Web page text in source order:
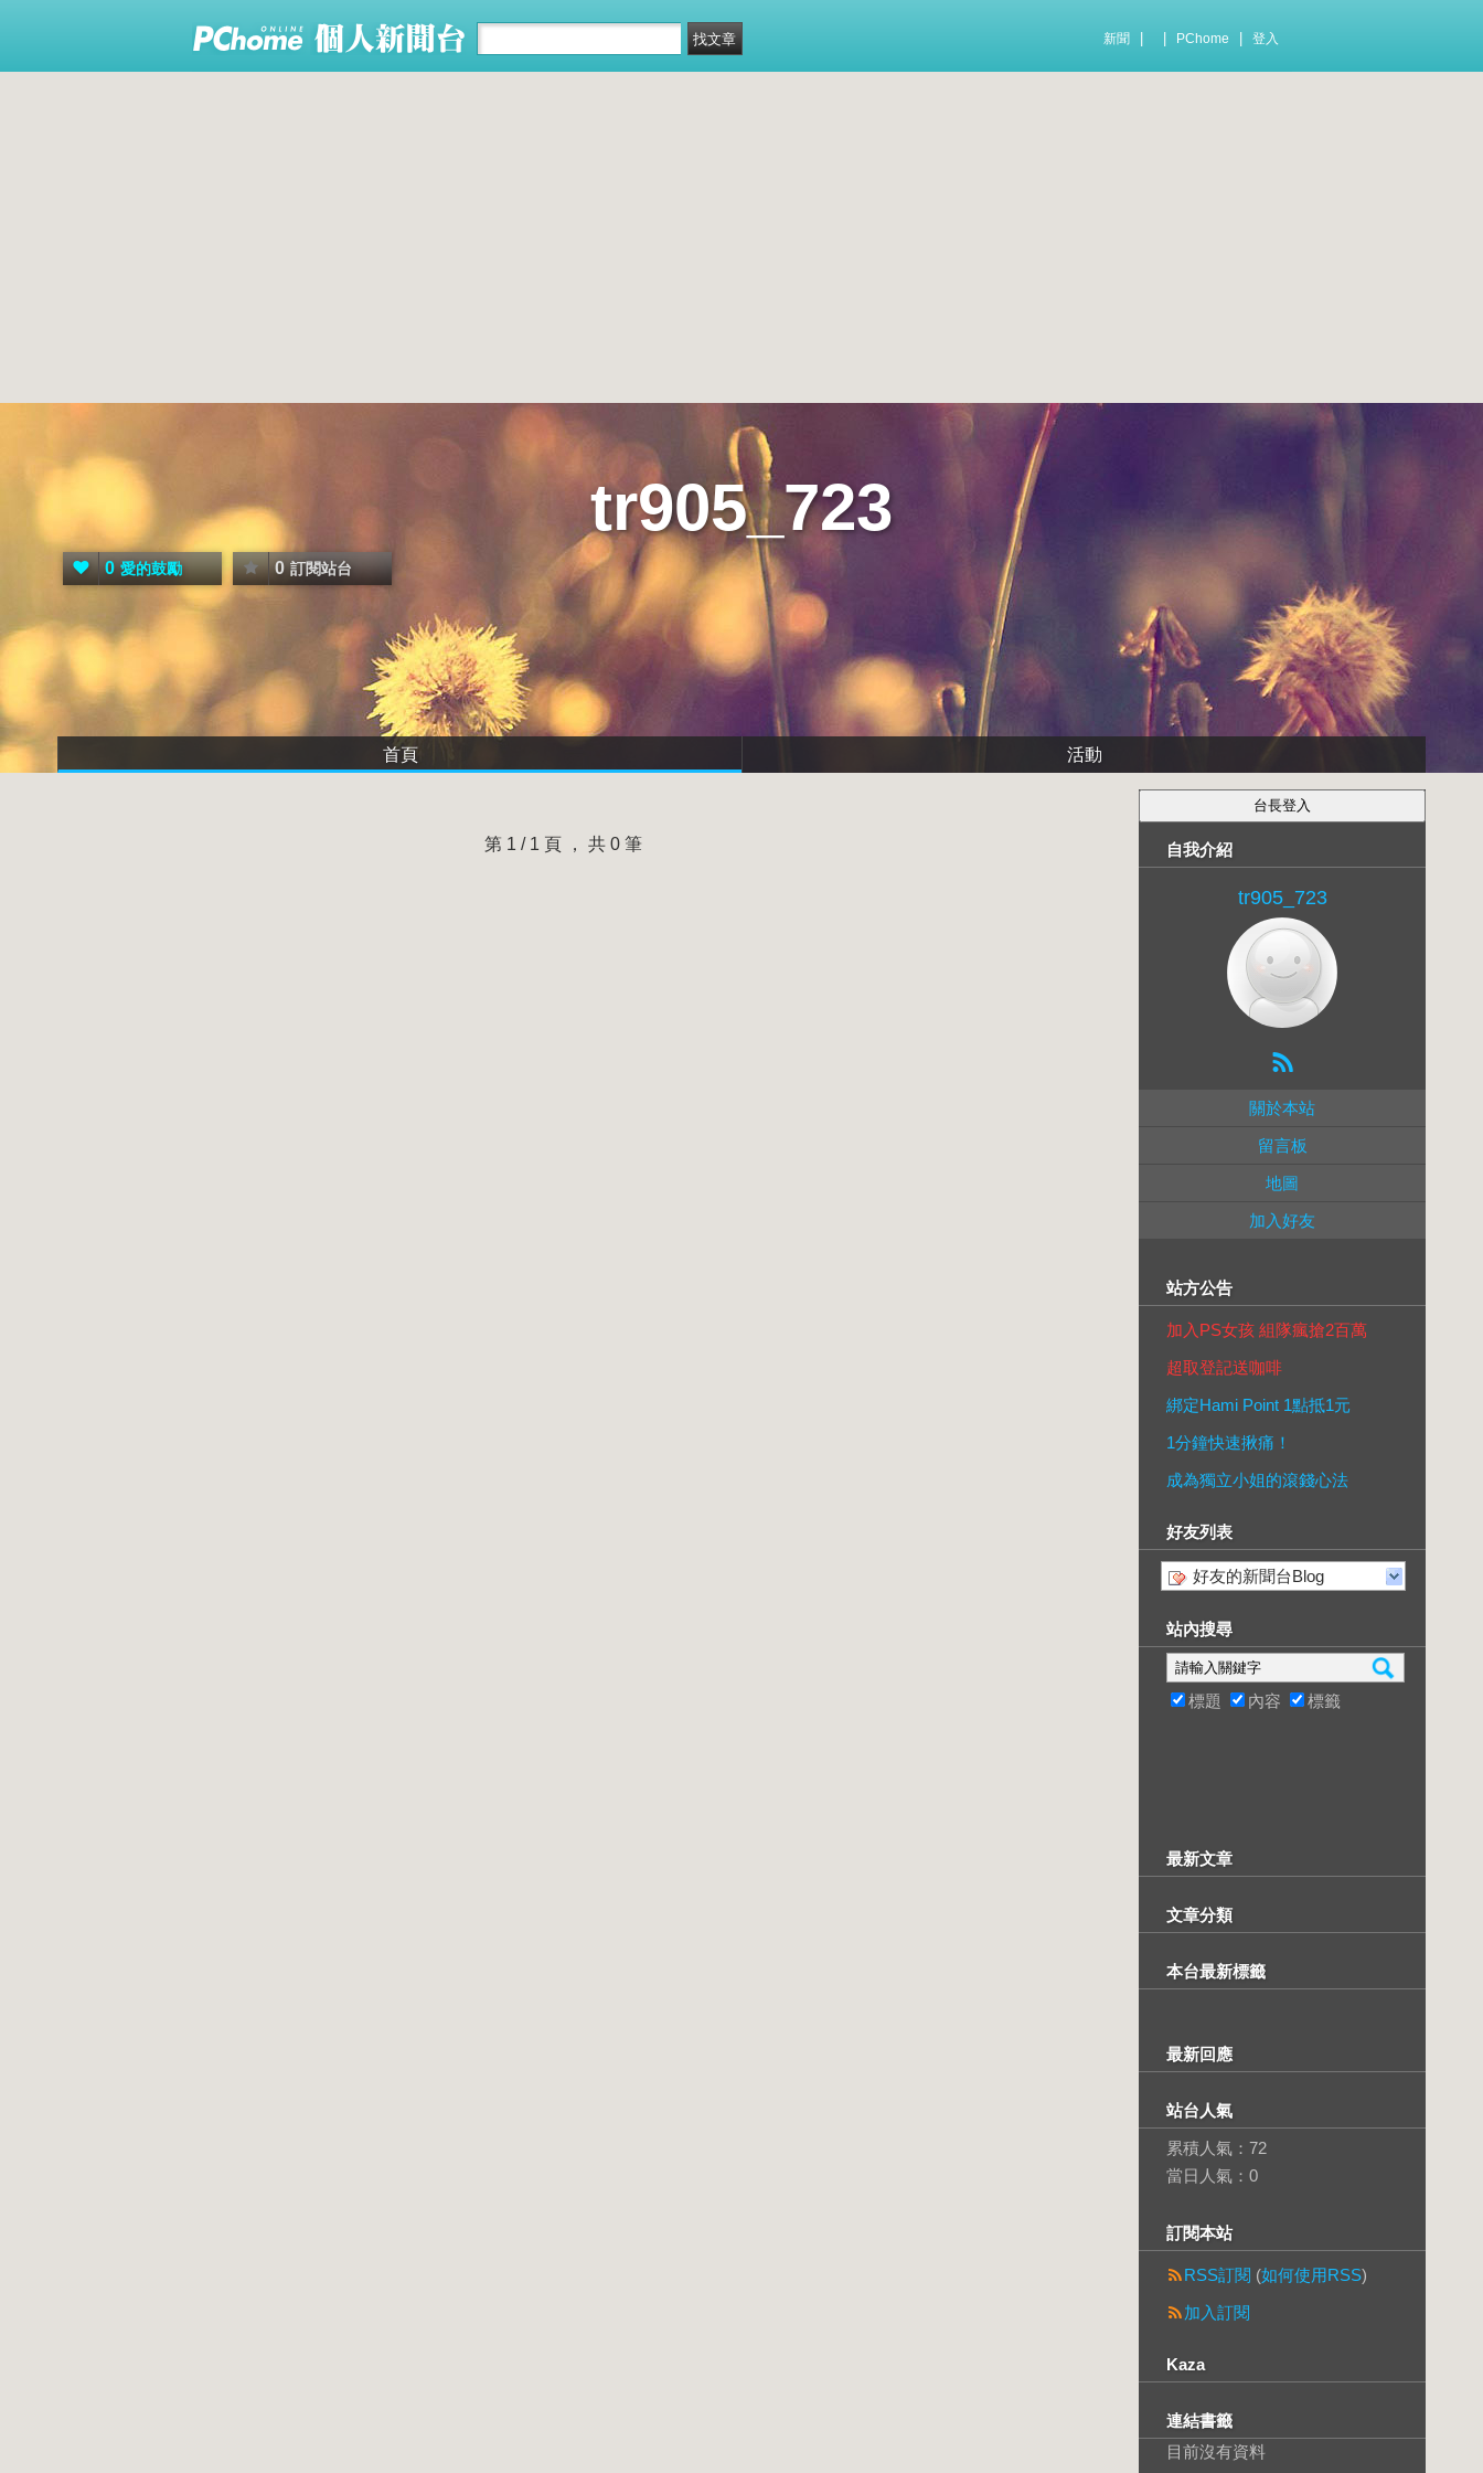
新聞 PChome 登入
tr905_723
0 愛的鼓勵 0 訂閱站台
首頁 活動
第 1 / 1 頁 ， 共 0 筆 自我介紹
tr905_723
關於本站
留言板
地圖
加入好友
站方公告
加入PS女孩 組隊瘋搶2百萬
超取登記送咖啡
綁定Hami Point 1點抵1元
1分鐘快速揪痛！
成為獨立小姐的滾錢心法
好友列表
好友的新聞台Blog
站內搜尋
標題 內容 標籤
最新文章
文章分類
本台最新標籤
最新回應
站台人氣
累積人氣： 72
當日人氣： 0
訂閱本站
RSS訂閱 (如何使用RSS)
加入訂閱
Kaza
連結書籤
目前沒有資料